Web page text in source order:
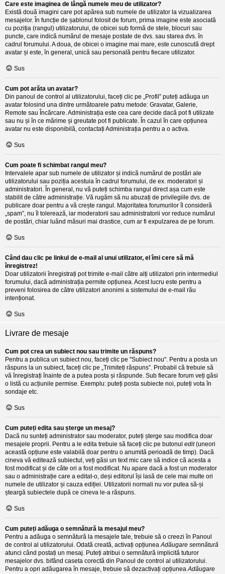
Care este imaginea de lângă numele meu de utilizator?
Există două imagini care pot apărea sub numele de utilizator la vizualizarea
mesajelor. În funcție de șablonul folosit de forum, prima imagine este asociată
cu poziția (rangul) utilizatorului, de obicei sub formă de stele, blocuri sau
puncte, care indică numărul de mesaje postate de dvs. sau starea dvs. în
cadrul forumului. A doua, de obicei o imagine mai mare, este cunoscută drept
avatar și este, în general, unică sau personală pentru fiecare utilizator.
Sus
Cum pot arăta un avatar?
Din panoul de control al utilizatorului, faceți clic pe „Profil” puteți adăuga un
avatar folosind una dintre următoarele patru metode: Gravatar, Galerie,
Remote sau Încărcare. Administrația este cea care decide dacă pot fi utilizate
sau nu și în ce mărime și greutate pot fi publicate. În cazul în care opțiunea
avatar nu este disponibilă, contactați Administrația pentru a o activa.
Sus
Cum poate fi schimbat rangul meu?
Intervalele apar sub numele de utilizator și indică numărul de postări ale
utilizatorului sau poziția acestuia în cadrul forumului, de ex. moderatori și
administratori. În general, nu vă puteți schimba rangul direct așa cum este
stabilit de către administrație. Vă rugăm să nu abuzați de privilegiile dvs. de
publicare doar pentru a vă crește rangul. Majoritatea forumurilor îl consideră
„spam”, nu îl tolerează, iar moderatorii sau administratorii vor reduce numărul
de postări, chiar luând măsuri mai drastice, cum ar fi expulzarea de pe forum.
Sus
Când dau clic pe linkul de e-mail al unui utilizator, el îmi cere să mă
înregistrez!
Doar utilizatorii înregistrați pot trimite e-mail către alți utilizatori prin intermediul
forumului, dacă administrația permite opțiunea. Acest lucru este pentru a
preveni folosirea de către utilizatori anonimi a sistemului de e-mail rău
intenționat.
Sus
Livrare de mesaje
Cum pot crea un subiect nou sau trimite un răspuns?
Pentru a publica un subiect nou, faceți clic pe "Subiect nou". Pentru a posta un
răspuns la un subiect, faceți clic pe „Trimiteți răspuns”. Probabil că trebuie să
vă înregistrați înainte de a putea posta și răspunde. Sub fiecare forum veți găsi
o listă cu acțiunile permise. Exemplu: puteți posta subiecte noi, puteți vota în
sondaje etc.
Sus
Cum puteți edita sau șterge un mesaj?
Dacă nu sunteți administrator sau moderator, puteți șterge sau modifica doar
mesajele proprii. Pentru a le edita trebuie să faceți clic pe butonul edit(uneori
această opțiune este valabilă doar pentru o anumită perioadă de timp). Dacă
cineva vă editează subiectul, veți găsi un text mic care să indice că acesta a
fost modificat și de câte ori a fost modificat. Nu apare dacă a fost un moderator
sau o administrație care a editat-o, deși editorul își lasă de cele mai multe ori
numele de utilizator și cauza ediției. Utilizatorii normali nu vor putea să-și
șteargă subiectele după ce cineva le-a răspuns.
Sus
Cum puteți adăuga o semnătură la mesajul meu?
Pentru a adăuga o semnătură la mesajele tale, trebuie să o creezi în Panoul
de control al utilizatorului. Odată creată, activați opțiuneaAdăugare semnătură
atunci când postați un mesaj. Puteți atribui o semnătură implicită tuturor
mesajelor dvs. bifând caseta corectă din Panoul de control al utilizatorului.
Pentru a opri adăugarea în mesaje, trebuie să dezactivați opțiuneaAdăugare